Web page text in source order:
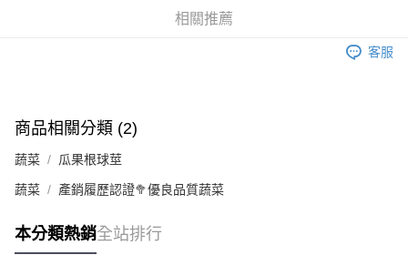
相關推薦
客服
商品相關分類 (2)
蔬菜 瓜果根球莖
蔬菜 產銷履歷認證🥦優良品質蔬菜
本分類熱銷全站排行